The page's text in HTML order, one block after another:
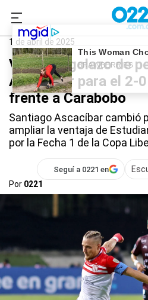
0221.com.ar
1 de abril de 2025
Video: el golazo de
Ascacíbar para el 2-
frente a Carabobo
Santiago Ascacíbar cambió
ampliar la ventaja de
por la Fecha 1 de la Copa
Seguí a 0221 en
Por 0221